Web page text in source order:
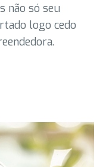
não só seu
logo cedo